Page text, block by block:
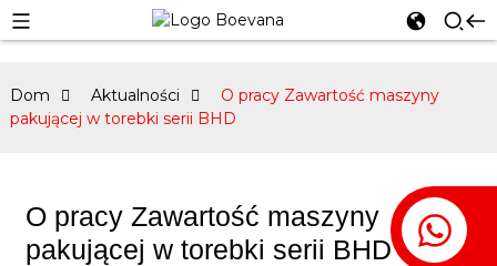
Dom Aktualności
O pracy Zawartość maszyny
pakującej w torebki serii BHD
O pracy Zawartość maszyny
pakującej w torebki serii BHD